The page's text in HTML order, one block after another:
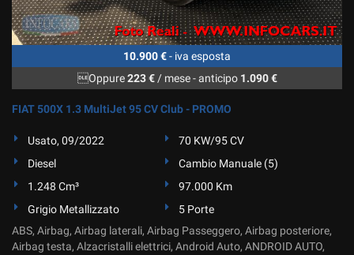
10.900 €- iva esposta
Oppure223 €/ mese-anticipo 1.090 €
FIAT 500X 1.3 MultiJet 95 CV Club - PROMO
Usato, 09/2022
70 KW/95 CV
Diesel
Cambio Manuale (5)
1.248 Cm³
97.000 Km
Grigio Metallizzato
5 Porte
ABS, Airbag, Airbag laterali, Airbag Passeggero, Airbag posteriore,
Airbag testa, Alzacristalli elettrici, Android Auto, ANDROID AUTO,